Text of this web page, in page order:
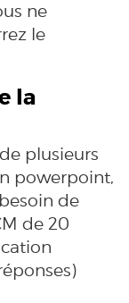
ne
le
la
plusieurs
powerpoint,
de
de 20